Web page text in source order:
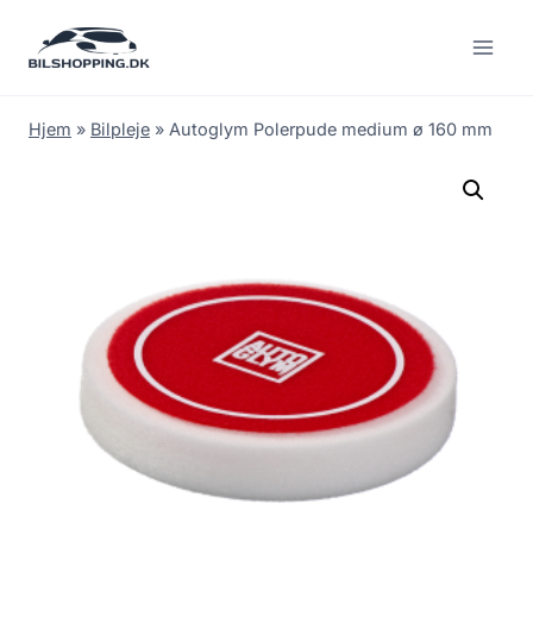
Hjem » Bilpleje » Autoglym Polerpude medium ø 160 mm